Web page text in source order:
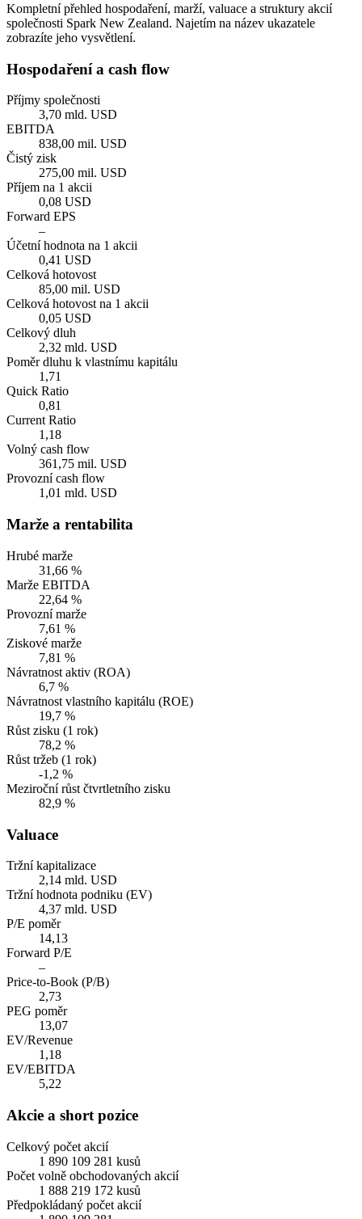
Kompletní přehled hospodaření, marží, valuace a struktury akcií
společnosti Spark New Zealand. Najetím na název ukazatele
zobrazíte jeho vysvětlení.
Hospodaření a cash flow
Příjmy společnosti
3,70 mld. USD
EBITDA
838,00 mil. USD
Čistý zisk
275,00 mil. USD
Příjem na 1 akcii
0,08 USD
Forward EPS
–
Účetní hodnota na 1 akcii
0,41 USD
Celková hotovost
85,00 mil. USD
Celková hotovost na 1 akcii
0,05 USD
Celkový dluh
2,32 mld. USD
Poměr dluhu k vlastnímu kapitálu
1,71
Quick Ratio
0,81
Current Ratio
1,18
Volný cash flow
361,75 mil. USD
Provozní cash flow
1,01 mld. USD
Marže a rentabilita
Hrubé marže
31,66 %
Marže EBITDA
22,64 %
Provozní marže
7,61 %
Ziskové marže
7,81 %
Návratnost aktiv (ROA)
6,7 %
Návratnost vlastního kapitálu (ROE)
19,7 %
Růst zisku (1 rok)
78,2 %
Růst tržeb (1 rok)
-1,2 %
Meziroční růst čtvrtletního zisku
82,9 %
Valuace
Tržní kapitalizace
2,14 mld. USD
Tržní hodnota podniku (EV)
4,37 mld. USD
P/E poměr
14,13
Forward P/E
–
Price-to-Book (P/B)
2,73
PEG poměr
13,07
EV/Revenue
1,18
EV/EBITDA
5,22
Akcie a short pozice
Celkový počet akcií
1 890 109 281 kusů
Počet volně obchodovaných akcií
1 888 219 172 kusů
Předpokládaný počet akcií